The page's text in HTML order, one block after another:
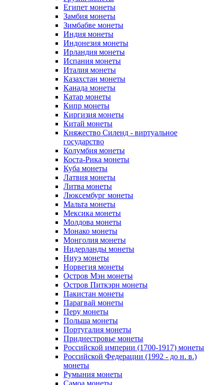
Египет монеты
Замбия монеты
Зимбабве монеты
Индия монеты
Индонезия монеты
Ирландия монеты
Испания монеты
Италия монеты
Казахстан монеты
Канада монеты
Катар монеты
Кипр монеты
Киргизия монеты
Китай монеты
Княжество Силенд - виртуальное
государство
Колумбия монеты
Коста-Рика монеты
Куба монеты
Латвия монеты
Литва монеты
Люксембург монеты
Мальта монеты
Мексика монеты
Молдова монеты
Монако монеты
Монголия монеты
Нидерланды монеты
Ниуэ монеты
Норвегия монеты
Остров Мэн монеты
Остров Питкэрн монеты
Пакистан монеты
Парагвай монеты
Перу монеты
Польша монеты
Португалия монеты
Приднестровье монеты
Российской империи (1700-1917) монеты
Российской Федерации (1992 - до н. в.)
монеты
Румыния монеты
Самоа монеты